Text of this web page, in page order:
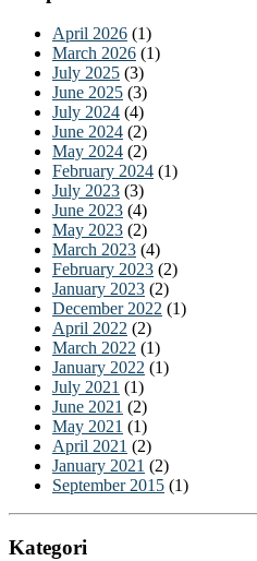
April 2026 (1)
March 2026 (1)
July 2025 (3)
June 2025 (3)
July 2024 (4)
June 2024 (2)
May 2024 (2)
February 2024 (1)
July 2023 (3)
June 2023 (4)
May 2023 (2)
March 2023 (4)
February 2023 (2)
January 2023 (2)
December 2022 (1)
April 2022 (2)
March 2022 (1)
January 2022 (1)
July 2021 (1)
June 2021 (2)
May 2021 (1)
April 2021 (2)
January 2021 (2)
September 2015 (1)
Kategori